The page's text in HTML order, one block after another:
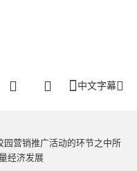
中文字幕
营销推广活动的环节之中所
经济发展